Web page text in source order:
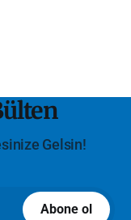
Gelsin!
Abone ol